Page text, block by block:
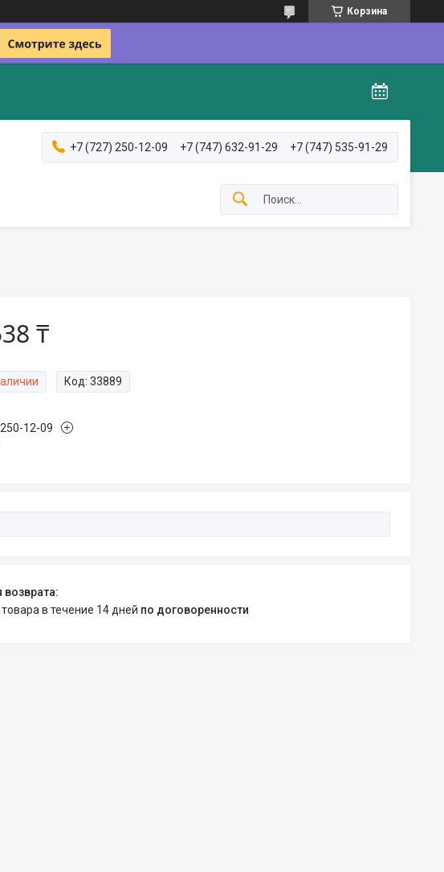
Корзина
+7 (727) 250-12-09 +7 (747) 632-91-29 +7 (747) 535-91-29
₸
Код: 33889
12-09
товара в течение 14 дней по договоренности